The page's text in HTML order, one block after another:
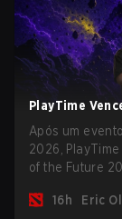
PlayTime
Após um
2026,
of the Future
da nova
16h Eric